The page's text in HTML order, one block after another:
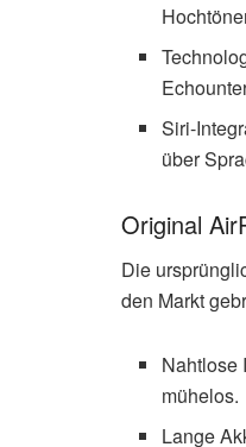
Siri-
über
Original
Die
den Markt
Nahtlose
mühelos.
Lange